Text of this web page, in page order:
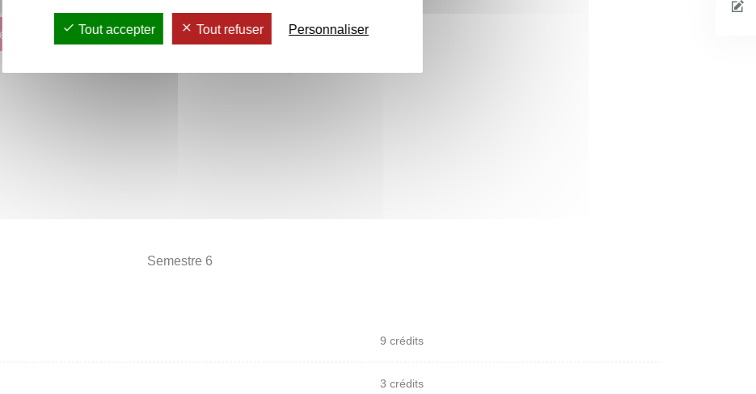
d'acquisition des compétences
Semestre 6
9 crédits
3 crédits
Tout accepter Tout refuser Personnaliser